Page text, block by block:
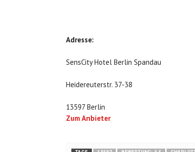
Adresse:
SensCity Hotel Berlin Spandau
Heidereuterstr. 37-38
13597 Berlin
Zum Anbieter